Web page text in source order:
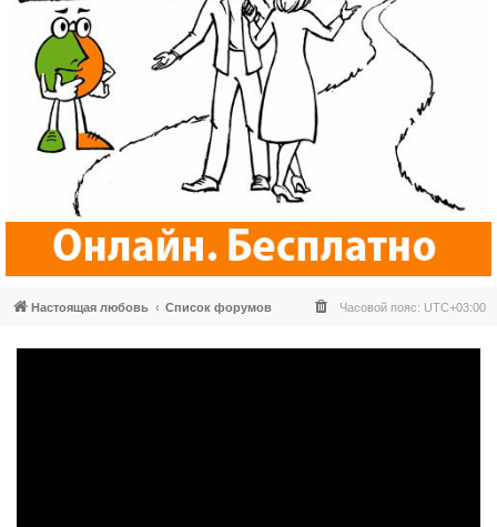
Настоящая любовь Список форумов Часовой пояс: UTC+03:00